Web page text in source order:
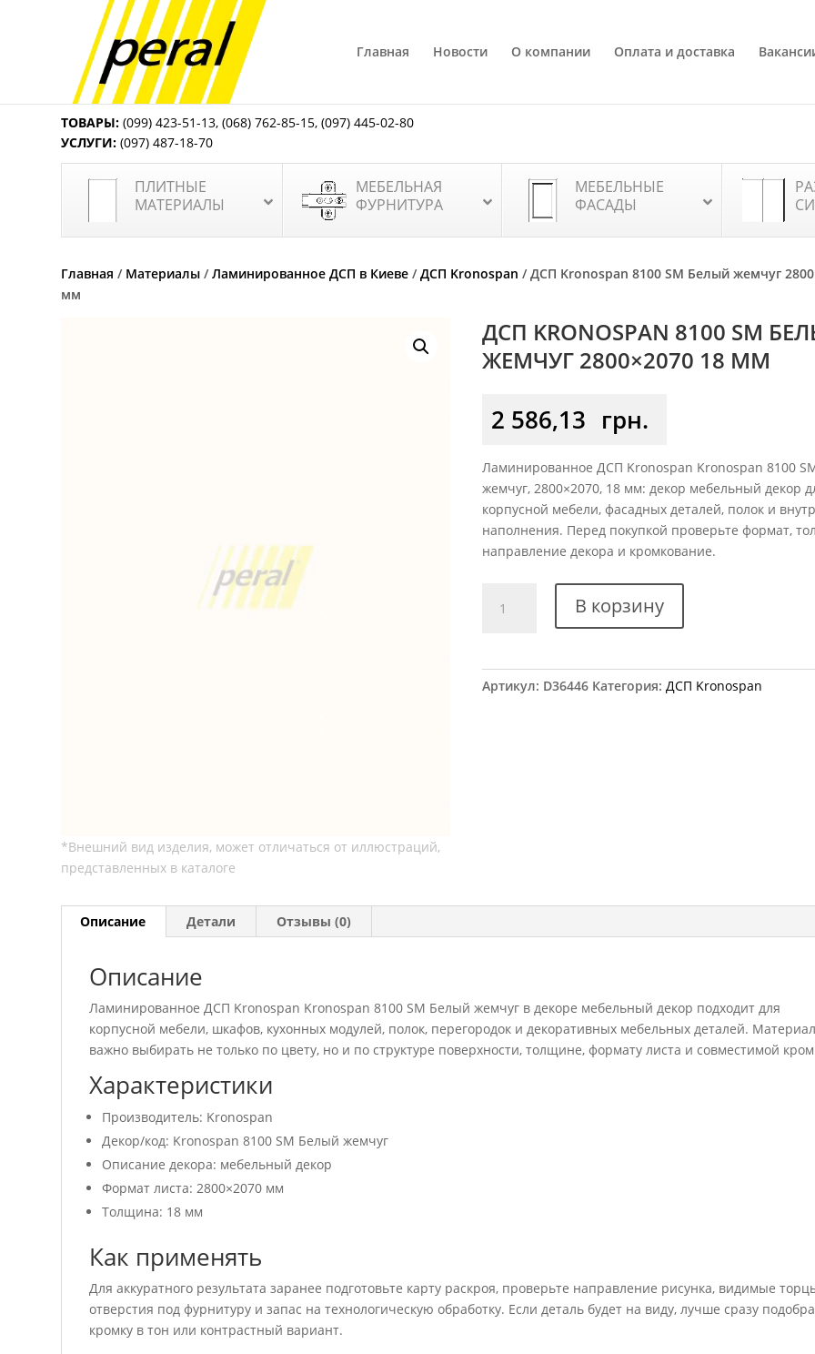
Главная Новости О компании Оплата и доставка
ТОВАРЫ: (099) 423-51-13,(068) 762-85-15,(097) 445-02-80
УСЛУГИ: (097) 487-18-70
ПЛИТНЫЕ
МАТЕРИАЛЫ
МЕБЕЛЬНАЯ
ФУРНИТУРА
МЕБЕЛЬНЫЕ
ФАСАДЫ
Главная / Материалы /Ламинированное ДСП в Киеве /ДСП Kronospan / ДСП Kronospan 8100 SM Белый жемчуг
мм
ДСП KRONOSPAN 8100 SM
ЖЕМЧУГ 2800×2070 18 ММ
2 586,13 грн.
Ламинированное ДСП Kronospan Kronospan 8100
жемчуг, 2800×2070, 18 мм: декор мебельный декор
корпусной мебели, фасадных деталей, полок и
наполнения. Перед покупкой проверьте формат,
направление декора и кромкование.
товара
SM
В корзину
Артикул: D36446 Категория:ДСП Kronospan
Описание Детали Отзывы (0)
Описание
Ламинированное ДСП Kronospan Kronospan 8100 SM Белый жемчуг в декоре мебельный декор подходит для
корпусной мебели, шкафов, кухонных модулей, полок, перегородок и декоративных мебельных деталей. Материал
важно выбирать не только по цвету, но и по структуре поверхности, толщине, формату листа и совместимой
Характеристики
Производитель: Kronospan
Декор/код: Kronospan 8100 SM Белый жемчуг
Описание декора: мебельный декор
Формат листа: 2800×2070 мм
Толщина: 18 мм
Как применять
Для аккуратного результата заранее подготовьте карту раскроя, проверьте направление рисунка, видимые
отверстия под фурнитуру и запас на технологическую обработку. Если деталь будет на виду, лучше сразу
кромку в тон или контрастный вариант.